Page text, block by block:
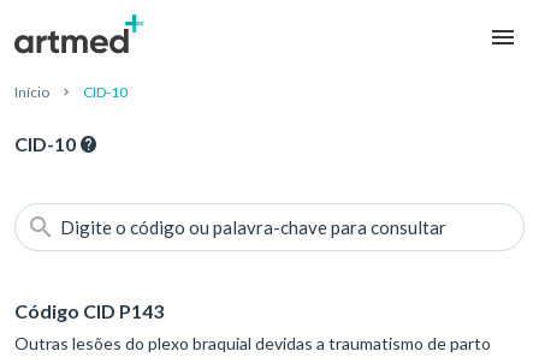
Início CID-10
CID-10
Digite o código ou palavra-chave para consultar
Código CID P143
Outras lesões do plexo braquial devidas a traumatismo de parto